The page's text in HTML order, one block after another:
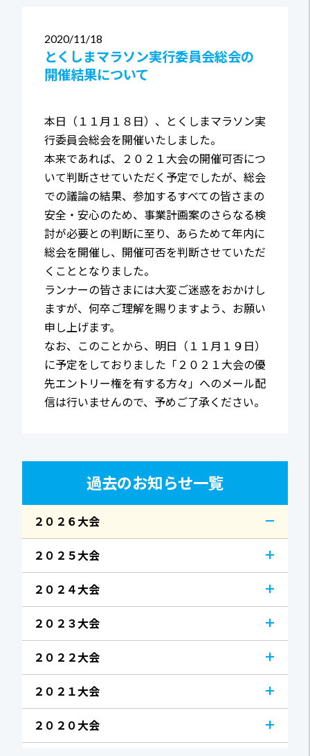
2020 11/18
とくしまマラソン実行委員会総会の
開催結果について
本日（１１月１８日）、とくしまマラソン実
行委員会総会を開催いたしました。
本来であれば、２０２１大会の開催可否につ
いて判断させていただく予定でしたが、総会
での議論の結果、参加するすべての皆さまの
安全・安心のため、事業計画案のさらなる検
討が必要との判断に至り、あらためて年内に
総会を開催し、開催可否を判断させていただ
くこととなりました。
ランナーの皆さまには大変ご迷惑をおかけし
ますが、何卒ご理解を賜りますよう、お願い
申し上げます。
なお、このことから、明日（１１月１９日）
に予定をしておりました「２０２１大会の優
先エントリー権を有する方々」へのメール配
信は行いませんので、予めご了承ください。
過去のお知らせ一覧
２０２６大会
２０２５大会
２０２４大会
２０２３大会
２０２２大会
２０２１大会
２０２０大会